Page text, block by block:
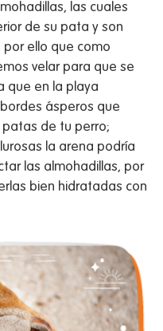
las cuales
de su pata y son
por ello que como
velar para que se
que en la playa
ásperos que
de tu perro;
la arena podría
las almohadillas, por
bien hidratadas con